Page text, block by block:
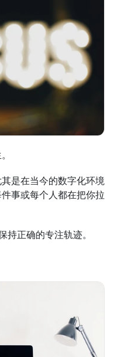
其是在当今的数字化环境
事或每个人都在把你拉
正确的专注轨迹。